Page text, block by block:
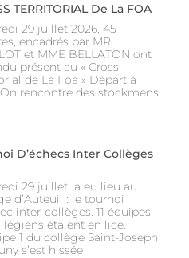
TERRITORIAL De La FOA
29 juillet 2026, 45
encadrés par MR
et MME BELLATON ont
présent au « Cross
de La Foa » Départ à
On rencontre des stockmens
D’échecs Inter Collèges
29 juillet a eu lieu au
d’Auteuil : le tournoi
inter-collèges. 11 équipes
étaient en lice.
1 du collège Saint-Joseph
s’est hissée